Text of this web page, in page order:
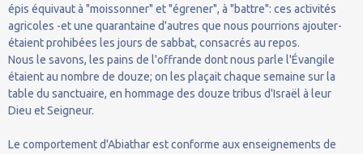
épis équivaut à "moissonner" et "égrener", à "battre": ces activités
agricoles -et une quarantaine d'autres que nous pourrions ajouter-
étaient prohibées les jours de sabbat, consacrés au repos.
Nous le savons, les pains de l'offrande dont nous parle l'Évangile
étaient au nombre de douze; on les plaçait chaque semaine sur la
table du sanctuaire, en hommage des douze tribus d'Israël à leur
Dieu et Seigneur.
Le comportement d'Abiathar est conforme aux enseignements de